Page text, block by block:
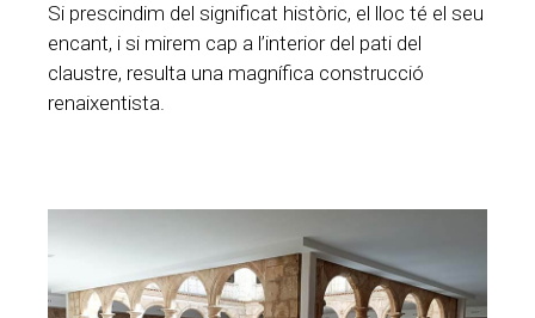
Si prescindim del significat històric, el lloc té el seu
encant, i si mirem cap a l’interior del pati del
claustre, resulta una magnífica construcció
renaixentista.